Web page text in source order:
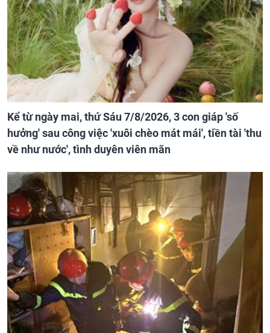
Kể từ ngày mai, thứ Sáu 7/8/2026, 3 con giáp 'số
hưởng' sau công việc 'xuôi chèo mát mái', tiền tài 'thu
về như nước', tình duyên viên mãn